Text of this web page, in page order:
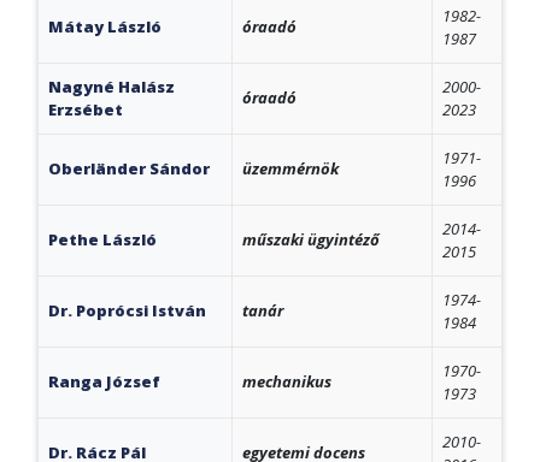
Mátay László óraadó
1982-
1987
Nagyné Halász
Erzsébet
óraadó
2000-
2023
Oberländer Sándor üzemmérnök
1971-
1996
Pethe László műszaki ügyintéző
2014-
2015
Dr. Poprócsi István tanár
1974-
1984
Ranga József mechanikus
1970-
1973
Dr. Rácz Pál egyetemi docens
2010-